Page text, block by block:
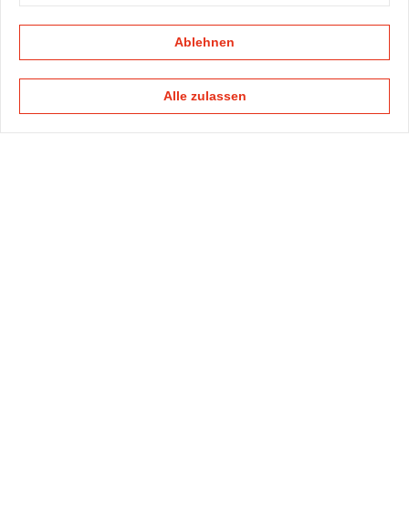
Ablehnen
Alle zulassen